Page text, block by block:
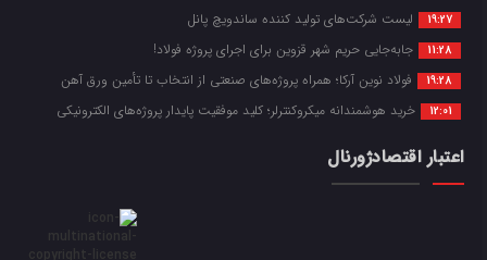
19:27 لیست شرکت‌های تولید کننده ساندویچ پانل
11:28 جابه‌جایی حریم شهر قزوین برای اجرای پروژه فولاد!
19:28 فولاد نوین آرکا؛ همراه پروژه‌های صنعتی از انتخاب تا تأمین ورق آهن
12:01 خرید هوشمندانه میکروکنترلر؛ کلید موفقیت پایدار پروژه‌های الکترونیکی
اعتبار اقتصادژورنال